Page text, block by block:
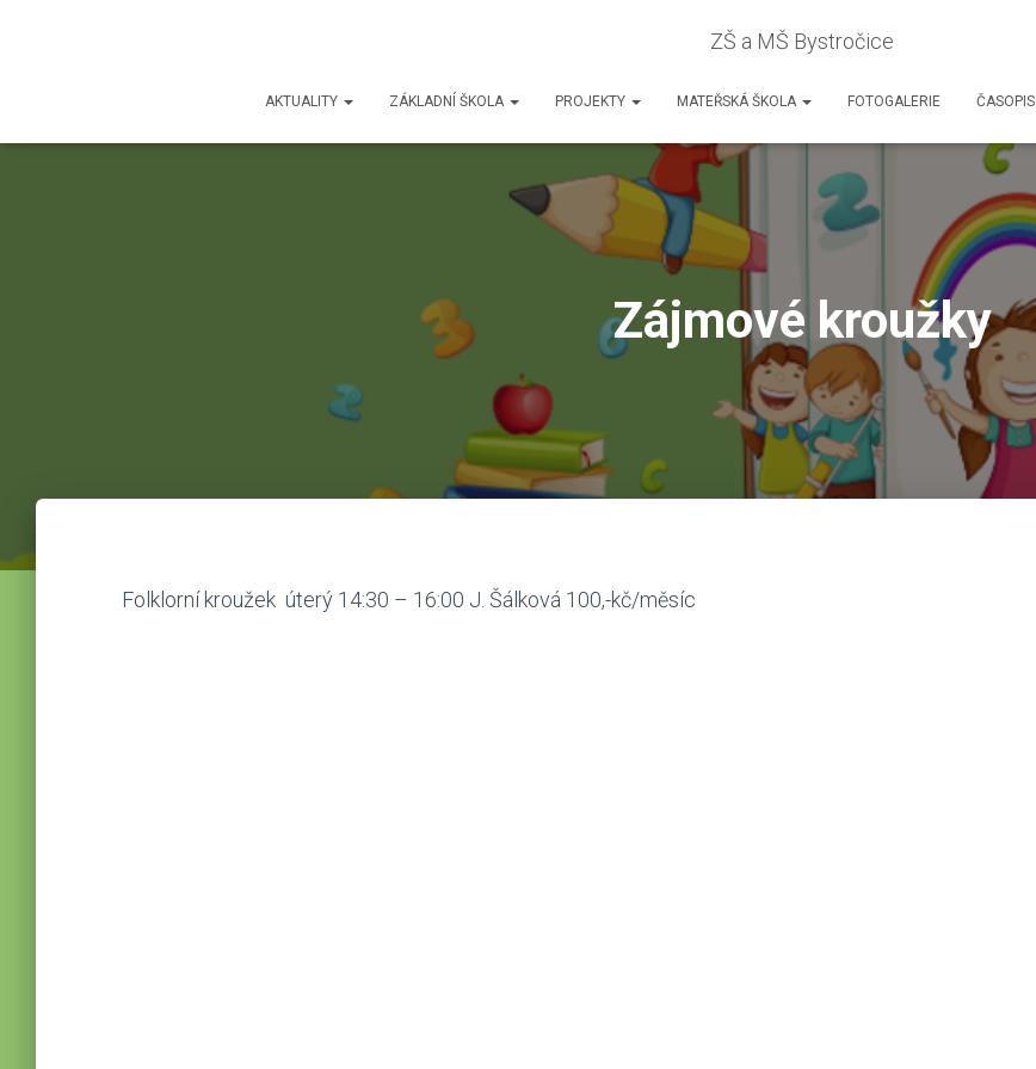
ZŠ a MŠ Bystročice
AKTUALITY ZÁKLADNÍ ŠKOLA PROJEKTY MATEŘSKÁ ŠKOLA FOTOGALERIE ČASOPIS
Zájmové kroužky
Folklorní kroužek úterý 14:30 – 16:00 J. Šálková 100,-kč/měsíc